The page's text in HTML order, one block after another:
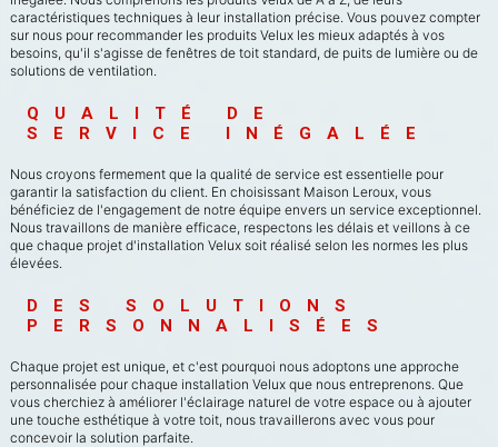
caractéristiques techniques à leur installation précise. Vous pouvez compter
sur nous pour recommander les produits Velux les mieux adaptés à vos
besoins, qu'il s'agisse de fenêtres de toit standard, de puits de lumière ou de
solutions de ventilation.
QUALITÉ DE
SERVICE INÉGALÉE
Nous croyons fermement que la qualité de service est essentielle pour
garantir la satisfaction du client. En choisissant Maison Leroux, vous
bénéficiez de l'engagement de notre équipe envers un service exceptionnel.
Nous travaillons de manière efficace, respectons les délais et veillons à ce
que chaque projet d'installation Velux soit réalisé selon les normes les plus
élevées.
DES SOLUTIONS
PERSONNALISÉES
Chaque projet est unique, et c'est pourquoi nous adoptons une approche
personnalisée pour chaque installation Velux que nous entreprenons. Que
vous cherchiez à améliorer l'éclairage naturel de votre espace ou à ajouter
une touche esthétique à votre toit, nous travaillerons avec vous pour
concevoir la solution parfaite.